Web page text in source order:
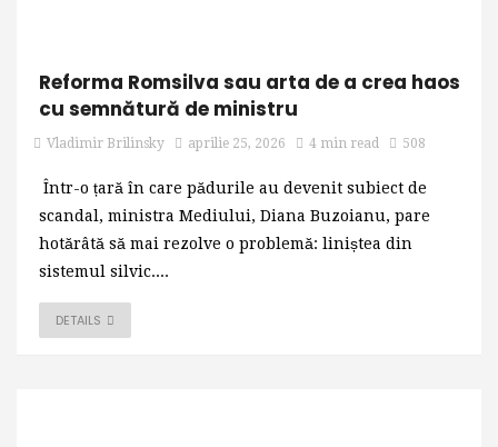
Reforma Romsilva sau arta de a crea haos
cu semnătură de ministru
Vladimir Brilinsky aprilie 25, 2026 4 min read 508
Într-o țară în care pădurile au devenit subiect de
scandal, ministra Mediului, Diana Buzoianu, pare
hotărâtă să mai rezolve o problemă: liniștea din
sistemul silvic....
DETAILS